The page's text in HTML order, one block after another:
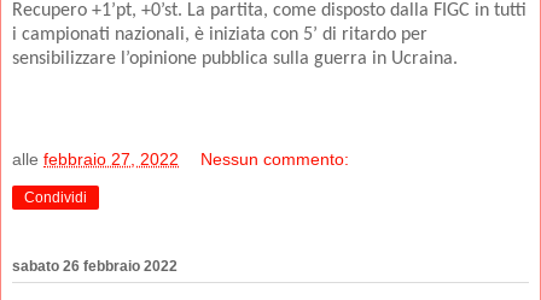
Recupero +1’pt, +0’st. La partita, come disposto dalla FIGC in tutti
i campionati nazionali, è iniziata con 5’ di ritardo per
sensibilizzare l’opinione pubblica sulla guerra in Ucraina.
alle febbraio 27, 2022 Nessun commento:
Condividi
sabato 26 febbraio 2022